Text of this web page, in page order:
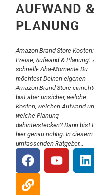
AUFWAND &
PLANUNG
Amazon Brand Store Kosten:
Preise, Aufwand & Planung:
schnelle Aha-Momente Du
möchtest Deinen eigenen
Amazon Brand Store
bist aber unsicher, welche
Kosten, welchen Aufwand
welche Planung
dahinterstecken? Dann bist
hier genau richtig. In diesem
umfassenden Ratgeber…